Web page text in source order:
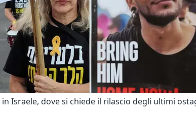
Israele, dove si chiede il rilascio degli ultimi